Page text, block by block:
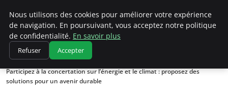
Climatedebtagents
Accueil
Énergies Renouvelables
Participez à la concertation sur l’énergie et le climat : proposez des
solutions pour un avenir durable
Nous utilisons des cookies pour améliorer votre expérience
de navigation. En poursuivant, vous acceptez notre politique
de confidentialité. En savoir plus
Refuser Accepter